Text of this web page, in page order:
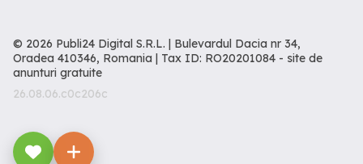
© 2026 Publi24 Digital S.R.L. | Bulevardul Dacia nr 34,
Oradea 410346, Romania | Tax ID: RO20201084 - site de
anunturi gratuite
26.08.06.c0c206c